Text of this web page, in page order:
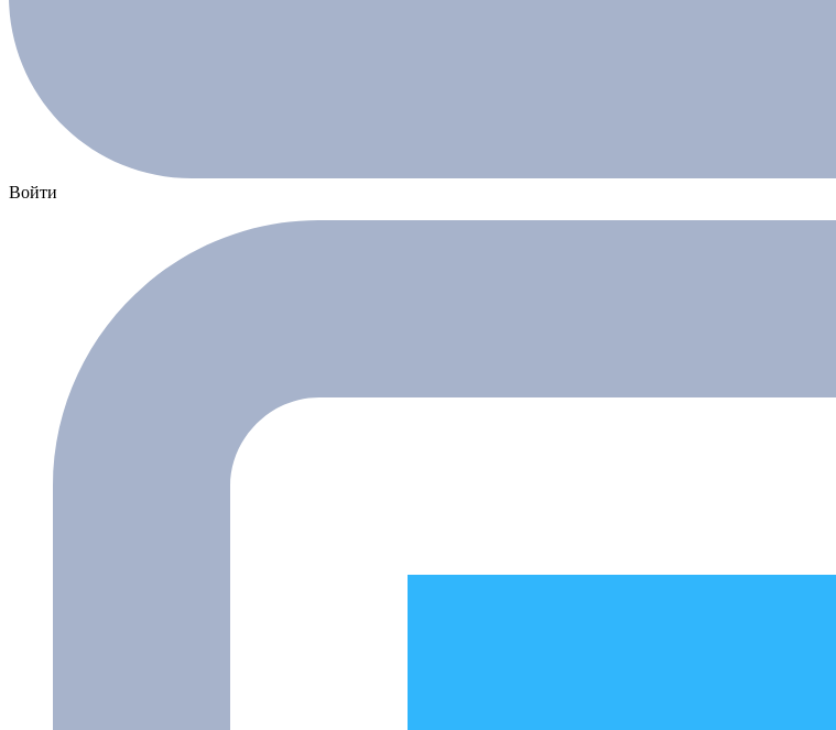
Войти